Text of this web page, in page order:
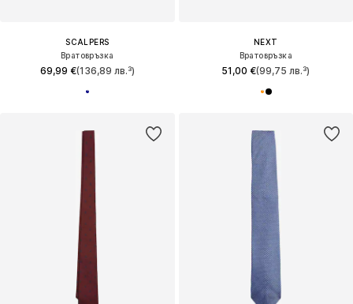
SCALPERS
Вратовръзка
69,99 €(136,89 лв.³)
NEXT
Вратовръзка
51,00 €(99,75 лв.³)